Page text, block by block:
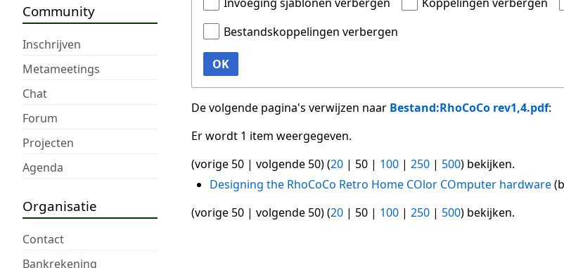
Community
Inschrijven
Metameetings
Chat
Forum
Projecten
Agenda
Organisatie
Contact
Bankrekening
Bestandskoppelingen verbergen
OK
De volgende pagina's verwijzen naar Bestand:RhoCoCo rev1,4.pdf:
Er wordt 1 item weergegeven.
(vorige 50 | volgende 50) (20 | 50 | 100 | 250 | 500) bekijken.
Designing the RhoCoCo Retro Home COlor COmputer hardware
(vorige 50 | volgende 50) (20 | 50 | 100 | 250 | 500) bekijken.